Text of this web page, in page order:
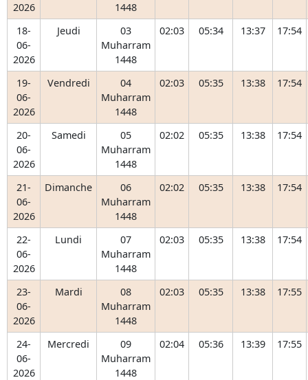
2026
1448
18-
06-
2026
Jeudi
03
Muharram
1448
02:03 05:34 13:37 17:54
19-
06-
2026
Vendredi
04
Muharram
1448
02:03 05:35 13:38 17:54
20-
06-
2026
Samedi
05
Muharram
1448
02:02 05:35 13:38 17:54
21-
06-
2026
Dimanche
06
Muharram
1448
02:02 05:35 13:38 17:54
22-
06-
2026
Lundi
07
Muharram
1448
02:03 05:35 13:38 17:54
23-
06-
2026
Mardi
08
Muharram
1448
02:03 05:35 13:38 17:55
24-
06-
2026
Mercredi
09
Muharram
1448
02:04 05:36 13:39 17:55